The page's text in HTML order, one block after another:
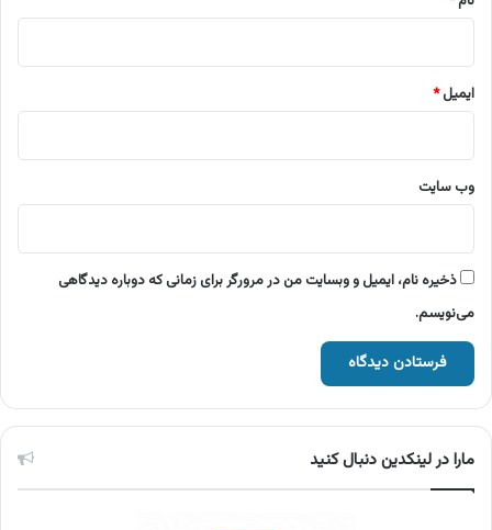
ایمیل*
وب‌ سایت
ذخیره نام، ایمیل و وبسایت من در مرورگر برای زمانی که دوباره دیدگاهی
می‌نویسم.
مارا در لینکدین دنبال کنید